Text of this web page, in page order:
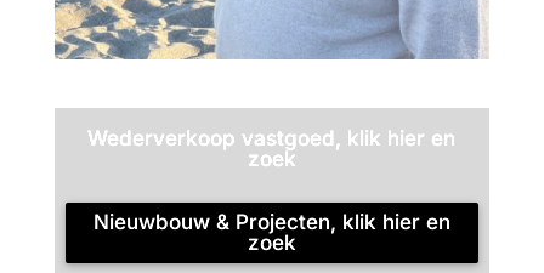
Wederverkoop vastgoed, klik hier en
zoek
Nieuwbouw & Projecten, klik hier en
zoek